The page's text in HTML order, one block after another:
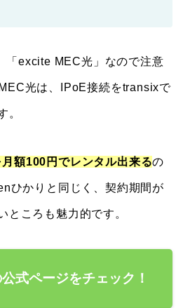
「excite MEC光」なので注意
光は、IPoE接続をtransixで
。
額100円でレンタル出来るの
ひかりと同じく、契約期間が
ところも魅力的です。
式ページをチェック！